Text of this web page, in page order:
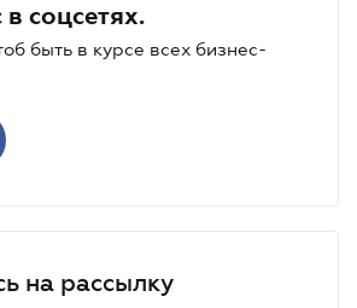
соцсетях.
быть в курсе всех бизнес-
на рассылку